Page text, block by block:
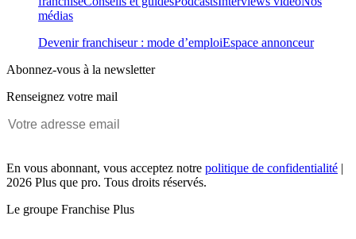
médias
Devenir franchiseur : mode d’emploiEspace annonceur
Abonnez-vous à la newsletter
Renseignez votre mail
En vous abonnant, vous acceptez notre politique de confidentialité |
2026 Plus que pro. Tous droits réservés.
Le groupe Franchise Plus